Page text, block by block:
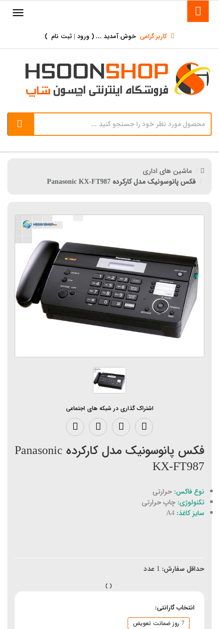
کاربر گرامی خوش آمدید ... ( ورود | ثبت نام )
ماشین های اداری
فکس پانوسونیک مدل کارکرده Panasonic KX-FT987
اشتراک گذاری در شبکه های اجتماعی
فکس پانوسونیک مدل کارکرده Panasonic
KX-FT987
نوع فاکس: حرارتی
تکنولوژی: چاپ حرارتی
سایز کاغذ:
حداقل سفارش: 1 عدد
انتخاب گارانتی:
7 روز ضمانت تعویض